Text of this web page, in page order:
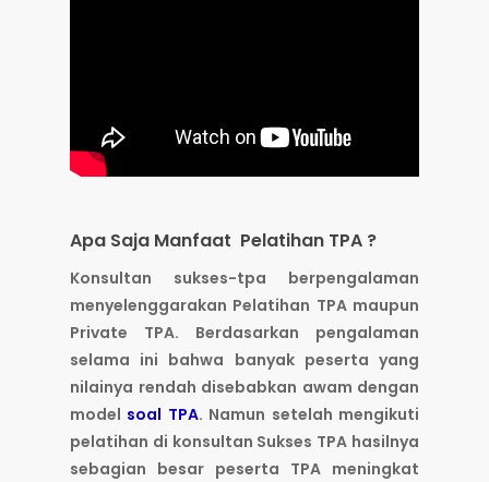
Apa Saja Manfaat Pelatihan TPA ?
Konsultan sukses-tpa berpengalaman
menyelenggarakan Pelatihan TPA maupun
Private TPA. Berdasarkan pengalaman
selama ini bahwa banyak peserta yang
nilainya rendah disebabkan awam dengan
model soal TPA. Namun setelah mengikuti
pelatihan di konsultan Sukses TPA hasilnya
sebagian besar peserta TPA meningkat